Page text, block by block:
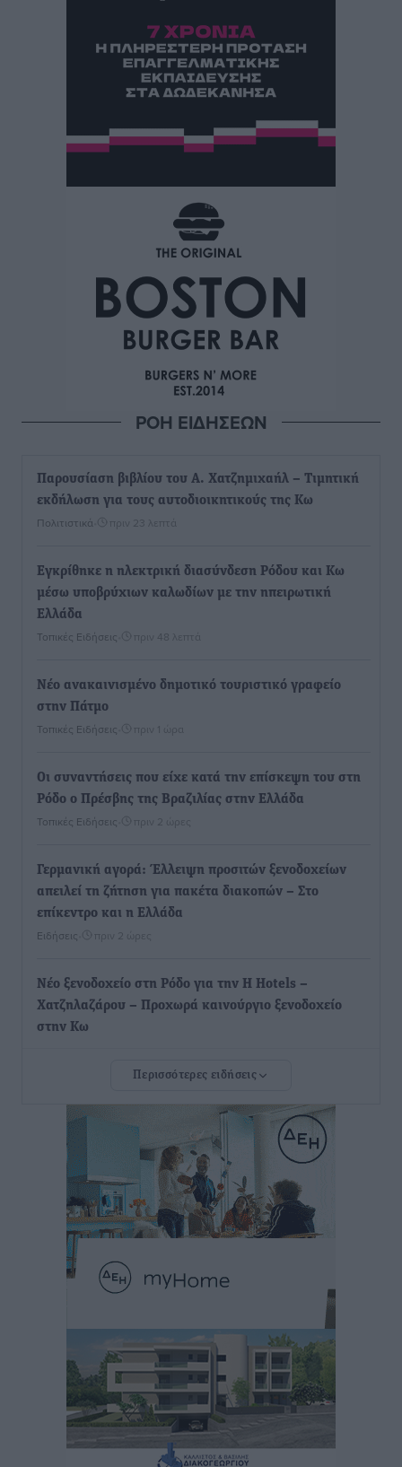
ΡΟΗ ΕΙΔΗΣΕΩΝ
Παρουσίαση βιβλίου του Α. Χατζημιχαήλ – Τιμητική
εκδήλωση για τους αυτοδιοικητικούς της Κω
Πολιτιστικά πριν 23 λεπτά
Εγκρίθηκε η ηλεκτρική διασύνδεση Ρόδου και Κω
μέσω υποβρύχιων καλωδίων με την ηπειρωτική
Ελλάδα
Τοπικές Ειδήσεις πριν 48 λεπτά
Νέο ανακαινισμένο δημοτικό τουριστικό γραφείο
στην Πάτμο
Τοπικές Ειδήσεις πριν 1 ώρα
Οι συναντήσεις που είχε κατά την επίσκεψη του στη
Ρόδο ο Πρέσβης της Βραζιλίας στην Ελλάδα
Τοπικές Ειδήσεις πριν 2 ώρες
Γερμανική αγορά: Έλλειψη προσιτών ξενοδοχείων
απειλεί τη ζήτηση για πακέτα διακοπών – Στο
επίκεντρο και η Ελλάδα
Ειδήσεις πριν 2 ώρες
Νέο ξενοδοχείο στη Ρόδο για την H Hotels –
Χατζηλαζάρου – Προχωρά καινούργιο ξενοδοχείο
στην Κω
Μαστιχάρι – Αναποδογύρισε όχημα με μητέρα και
5χρονο παιδί
Τοπικές Ειδήσεις πριν 2 ώρες
“Η Ευρώπη αντιμετώπιζε το προσφυγικό σαν ταινία
τρόμου” – Η συγκλονιστική μαρτυρία της Χαρούλας
Γιασιράνη στον RV για τα γεγονότα που οδήγησαν στο
Σύμφωνο της Λέρου
Τοπικές Ειδήσεις
Συναυλία με τον Γιάννη Κότσιρα στις 21 Αυγούστου
Πολιτιστικά πριν 3 ώρες
Έκτακτη συνεδρίαση της Δημοτικής Επιτροπής Ρόδου
αύριο Παρασκευή 7 Αυγούστου
πριν 3 ώρες
Περισσότερες ειδήσεις